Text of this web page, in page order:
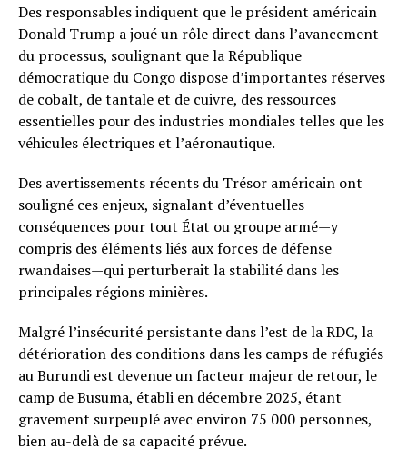
Des responsables indiquent que le président américain
Donald Trump a joué un rôle direct dans l’avancement
du processus, soulignant que la République
démocratique du Congo dispose d’importantes réserves
de cobalt, de tantale et de cuivre, des ressources
essentielles pour des industries mondiales telles que les
véhicules électriques et l’aéronautique.
Des avertissements récents du Trésor américain ont
souligné ces enjeux, signalant d’éventuelles
conséquences pour tout État ou groupe armé—y
compris des éléments liés aux forces de défense
rwandaises—qui perturberait la stabilité dans les
principales régions minières.
Malgré l’insécurité persistante dans l’est de la RDC, la
détérioration des conditions dans les camps de réfugiés
au Burundi est devenue un facteur majeur de retour, le
camp de Busuma, établi en décembre 2025, étant
gravement surpeuplé avec environ 75 000 personnes,
bien au-delà de sa capacité prévue.